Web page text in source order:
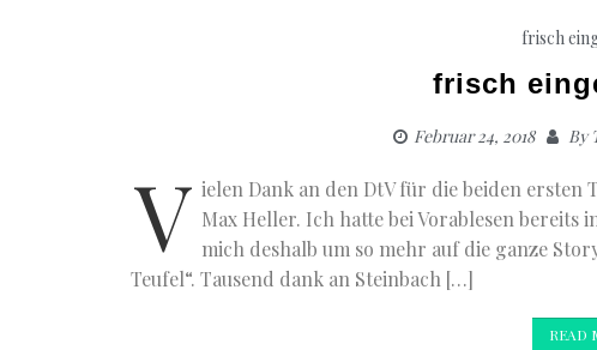
frisch
frisch
Februar 24, 2018 By
V ielen Dank an den DtV für die beiden
Max Heller. Ich hatte bei Vorablesen
mich deshalb um so mehr auf die ganze
Teufel“. Tausend dank an Steinbach […]
READ